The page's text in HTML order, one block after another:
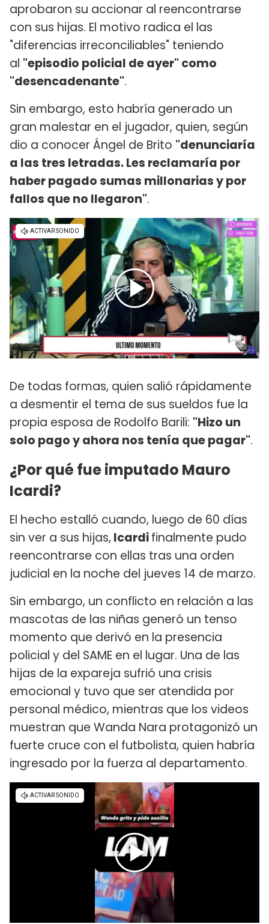
aprobaron su accionar al reencontrarse
con sus hijas. El motivo radica el las
"diferencias irreconciliables" teniendo
al "episodio policial de ayer" como
"desencadenante".
Sin embargo, esto habría generado un
gran malestar en el jugador, quien, según
dio a conocer Ángel de Brito "denunciaría
a las tres letradas. Les reclamaría por
haber pagado sumas millonarias y por
fallos que no llegaron".
De todas formas, quien salió rápidamente
a desmentir el tema de sus sueldos fue la
propia esposa de Rodolfo Barili: "Hizo un
solo pago y ahora nos tenía que pagar".
¿Por qué fue imputado Mauro
Icardi?
El hecho estalló cuando, luego de 60 días
sin ver a sus hijas, Icardifinalmente pudo
reencontrarse con ellas tras una orden
judicial en la noche del jueves 14 de marzo.
Sin embargo, un conflicto en relación a las
mascotas de las niñas generó un tenso
momento que derivó en la presencia
policial y del SAME en el lugar. Una de las
hijas de la expareja sufrió una crisis
emocional y tuvo que ser atendida por
personal médico, mientras que los videos
muestran que Wanda Nara protagonizó un
fuerte cruce con el futbolista, quien habría
ingresado por la fuerza al departamento.